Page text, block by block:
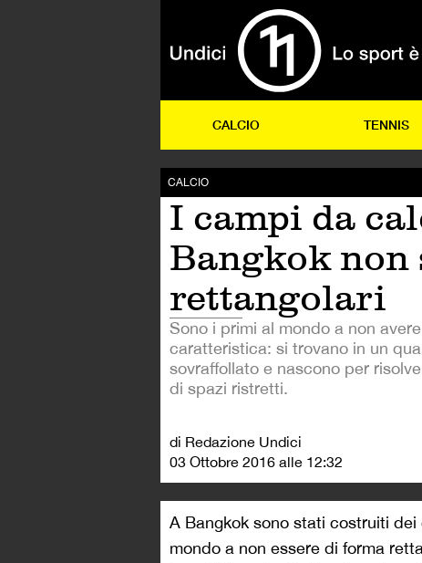
CALCIO TENNIS
CALCIO
I campi da
Bangkok non
rettangolari
Sono i primi al mondo a non
caratteristica: si trovano in un
sovraffollato e nascono per
di spazi ristretti.
di Redazione Undici
03 Ottobre 2016 alle 12:32
A Bangkok sono stati costruiti
mondo a non essere di forma